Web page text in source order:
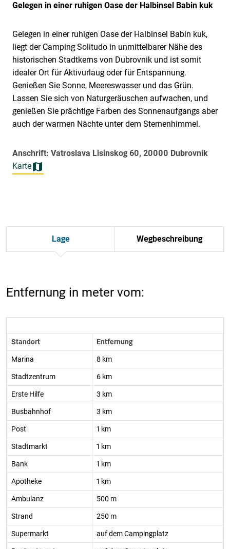
Gelegen in einer ruhigen Oase der Halbinsel Babin kuk
Gelegen in einer ruhigen Oase der Halbinsel Babin kuk,
liegt der Camping Solitudo in unmittelbarer Nähe des
historischen Stadtkerns von Dubrovnik und ist somit
idealer Ort für Aktivurlaug oder für Entspannung.
Genießen Sie Sonne, Meereswasser und das Grün.
Lassen Sie sich von Naturgeräuschen aufwachen, und
genießen Sie prächtige Farben des Sonnenaufgangs aber
auch der warmen Nächte unter dem Sternenhimmel.
Anschrift: Vatroslava Lisinskog 60, 20000 Dubrovnik
Karte
Lage Wegbeschreibung
Entfernung in meter vom:
Standort Entfernung
Marina 8 km
Stadtzentrum 6 km
Erste Hilfe 3 km
Busbahnhof 3 km
Post 1 km
Stadtmarkt 1 km
Bank 1 km
Apotheke 1 km
Ambulanz 500 m
Strand 250 m
Supermarkt auf dem Campingplatz